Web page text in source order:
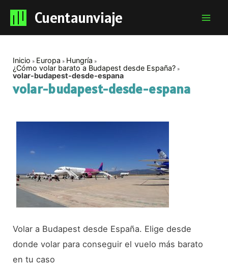
Cuentaunviaje
Inicio Europa
Hungría
¿Cómo volar barato a Budapest desde España?
volar-budapest-desde-espana
volar-budapest-desde-espana
Volar a Budapest desde España. Elige desde
donde volar para conseguir el vuelo más barato
en tu caso